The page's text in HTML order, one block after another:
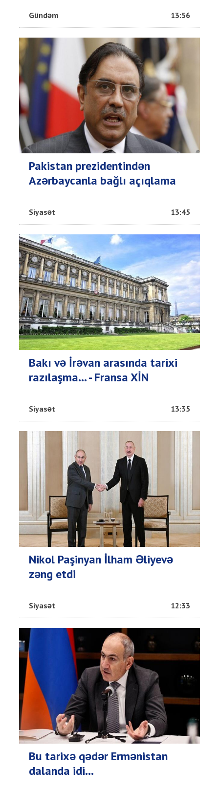
Gündəm 13:56
Pakistan prezidentindən
Azərbaycanla bağlı açıqlama
Siyasət 13:45
Bakı və İrəvan arasında tarixi
razılaşma... - Fransa XİN
Siyasət 13:35
Nikol Paşinyan İlham Əliyevə
zəng etdi
Siyasət 12:33
Bu tarixə qədər Ermənistan
dalanda idi...